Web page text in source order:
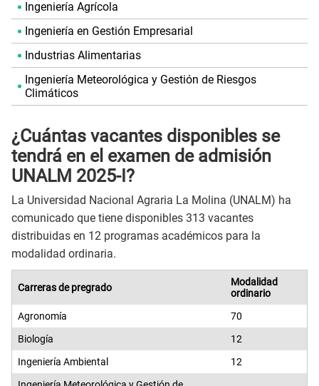
Ingeniería Agrícola
Ingeniería en Gestión Empresarial
Industrias Alimentarias
Ingeniería Meteorológica y Gestión de Riesgos
Climáticos
¿Cuántas vacantes disponibles se
tendrá en el examen de admisión
UNALM 2025-I?
La Universidad Nacional Agraria La Molina (UNALM) ha
comunicado que tiene disponibles 313 vacantes
distribuidas en 12 programas académicos para la
modalidad ordinaria.
Carreras de pregrado
Modalidad
ordinario
Agronomía
70
Biología
12
Ingeniería Ambiental
12